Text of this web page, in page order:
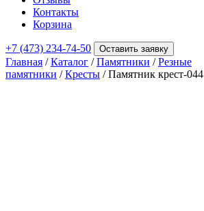
Контакты
Корзина
+7 (473) 234-74-50 Оставить заявку
Главная /Каталог /Памятники /Резные
памятники /Кресты / Памятник крест-044